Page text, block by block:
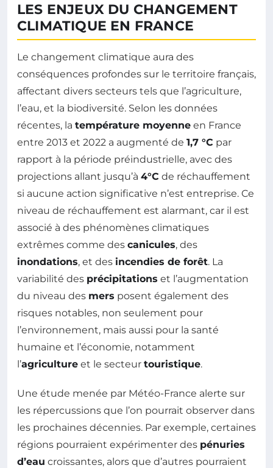
LES ENJEUX DU CHANGEMENT
CLIMATIQUE EN FRANCE
Le changement climatique aura des
conséquences profondes sur le territoire français,
affectant divers secteurs tels que l’agriculture,
l’eau, et la biodiversité. Selon les données
récentes, la température moyenne en France
entre 2013 et 2022 a augmenté de 1,7 °C par
rapport à la période préindustrielle, avec des
projections allant jusqu’à 4°C de réchauffement
si aucune action significative n’est entreprise. Ce
niveau de réchauffement est alarmant, car il est
associé à des phénomènes climatiques
extrêmes comme des canicules, des
inondations, et des incendies de forêt. La
variabilité des précipitations et l’augmentation
du niveau des mers posent également des
risques notables, non seulement pour
l’environnement, mais aussi pour la santé
humaine et l’économie, notamment
l’agriculture et le secteur touristique.
Une étude menée par Météo-France alerte sur
les répercussions que l’on pourrait observer dans
les prochaines décennies. Par exemple, certaines
régions pourraient expérimenter des pénuries
d’eau croissantes, alors que d’autres pourraient